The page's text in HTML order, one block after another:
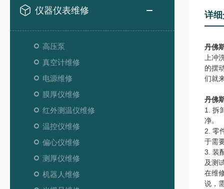
仪器仪表维修
高压泵
真空计维修
电源维修
膜厚仪维修
红外测温仪维修
温控仪维修
偏心仪维修
测厚仪维修
机器人维修
详
丹佛
上冲
的摆
们就
丹佛
1. 拆
净。
2. 零
于需
3. 装
及测
在维
说，